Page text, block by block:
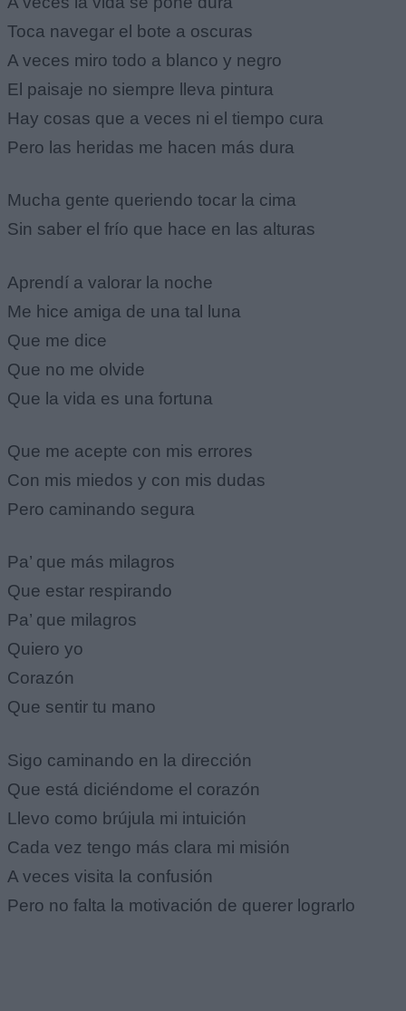
Toca navegar el bote a oscuras
A veces miro todo a blanco y negro
El paisaje no siempre lleva pintura
Hay cosas que a veces ni el tiempo cura
Pero las heridas me hacen más dura
Mucha gente queriendo tocar la cima
Sin saber el frío que hace en las alturas
Aprendí a valorar la noche
Me hice amiga de una tal luna
Que me dice
Que no me olvide
Que la vida es una fortuna
Que me acepte con mis errores
Con mis miedos y con mis dudas
Pero caminando segura
Pa’ que más milagros
Que estar respirando
Pa’ que milagros
Quiero yo
Corazón
Que sentir tu mano
Sigo caminando en la dirección
Que está diciéndome el corazón
Llevo como brújula mi intuición
Cada vez tengo más clara mi misión
A veces visita la confusión
Pero no falta la motivación de querer lograrlo